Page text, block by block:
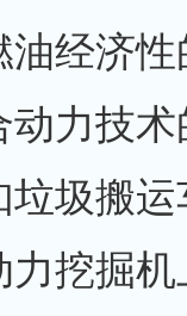
经济性
力技
圾搬
挖掘